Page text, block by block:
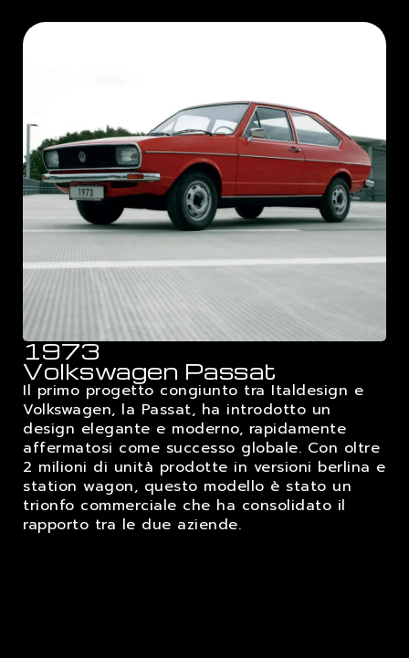
1973
Volkswagen Passat
Il primo progetto congiunto tra Italdesign e
Volkswagen, la Passat, ha introdotto un
design elegante e moderno, rapidamente
affermatosi come successo globale. Con oltre
2 milioni di unità prodotte in versioni berlina e
station wagon, questo modello è stato un
trionfo commerciale che ha consolidato il
rapporto tra le due aziende.